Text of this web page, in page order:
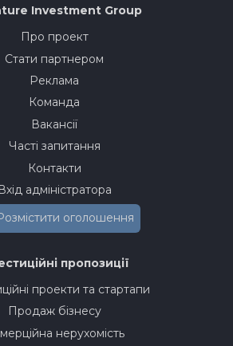
Investment Group
Про проект
Стати партнером
Реклама
Команда
Вакансії
Часті запитання
Контакти
Вхід адміністратора
оголошення
пропозиції
проекти та стартапи
Продаж бізнесу
нерухомість